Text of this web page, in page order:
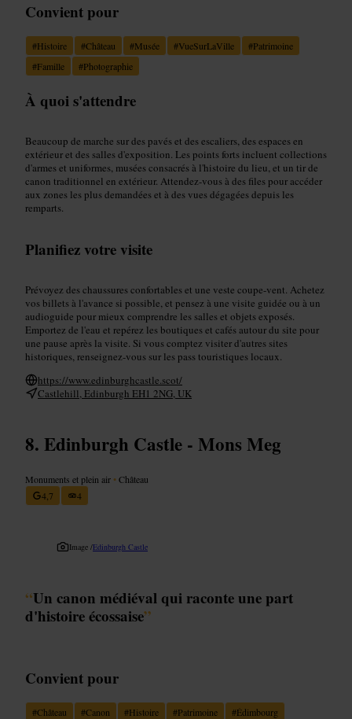
Convient pour
#Histoire #Château #Musée #VueSurLaVille #Patrimoine
#Famille #Photographie
À quoi s'attendre
Beaucoup de marche sur des pavés et des escaliers, des espaces en
extérieur et des salles d'exposition. Les points forts incluent collections
d'armes et uniformes, musées consacrés à l'histoire du lieu, et un tir de
canon traditionnel en extérieur. Attendez-vous à des files pour accéder
aux zones les plus demandées et à des vues dégagées depuis les
remparts.
Planifiez votre visite
Prévoyez des chaussures confortables et une veste coupe-vent. Achetez
vos billets à l'avance si possible, et pensez à une visite guidée ou à un
audioguide pour mieux comprendre les salles et objets exposés.
Emportez de l'eau et repérez les boutiques et cafés autour du site pour
une pause après la visite. Si vous comptez visiter d'autres sites
historiques, renseignez-vous sur les pass touristiques locaux.
https://www.edinburghcastle.scot/
Castlehill, Edinburgh EH1 2NG, UK
Edinburgh Castle - Mons Meg
Monuments et plein air •Château
4,7
4
Image /Edinburgh Castle
“Un canon médiéval qui raconte une part
d'histoire écossaise”
Convient pour
#Château #Canon #Histoire #Patrimoine #Édimbourg